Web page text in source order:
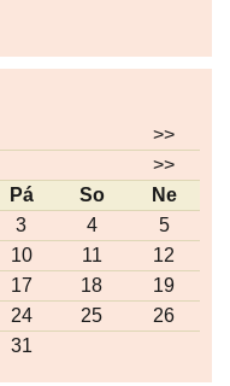
>>
>>
Pá So
Ne
3 4
5
10 11
12
17 18
19
24 25
26
31